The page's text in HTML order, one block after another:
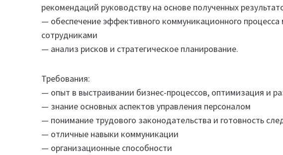
рекомендаций руководству на основе полученных
— обеспечение эффективного коммуникационного
сотрудниками
— анализ рисков и стратегическое планирование.
Требования:
— опыт в выстраивании бизнес-процессов, оптимизация и
— знание основных аспектов управления персоналом
— понимание трудового законодательства и готовность
— отличные навыки коммуникации
— организационные способности